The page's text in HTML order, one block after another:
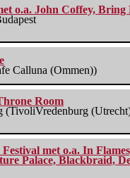
o.a. John Coffey,
Calluna (Ommen))
Room
(TivoliVredenburg
Festival met o.a. In
Palace, Blackbraid,